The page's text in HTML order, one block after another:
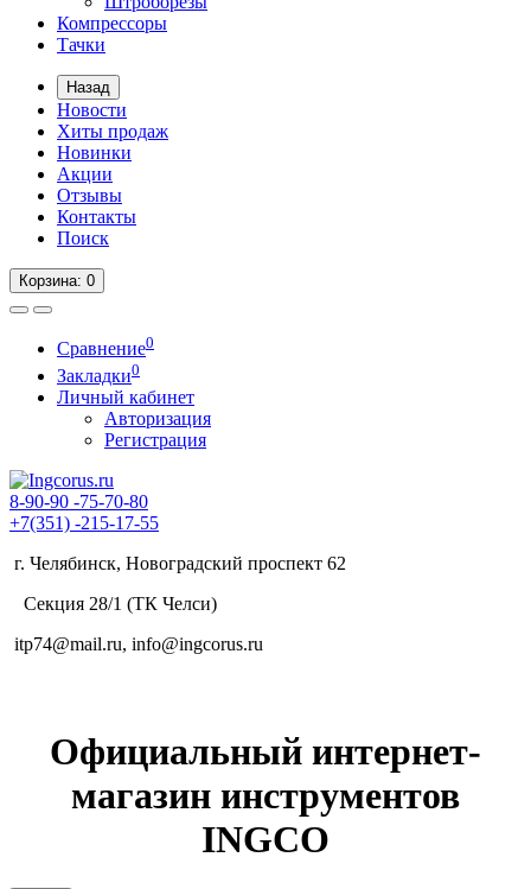
Компрессоры
Тачки
Назад
Новости
Хиты продаж
Новинки
Акции
Отзывы
Контакты
Поиск
Корзина: 0
Сравнение0
Закладки0
Личный кабинет
Авторизация
Регистрация
8-90-90 -75-70-80
+7(351) -215-17-55
г. Челябинск, Новоградский проспект 62
Секция 28/1 (ТК Челси)
itp74@mail.ru, info@ingcorus.ru
Официальный интернет-
магазин инструментов
INGCO